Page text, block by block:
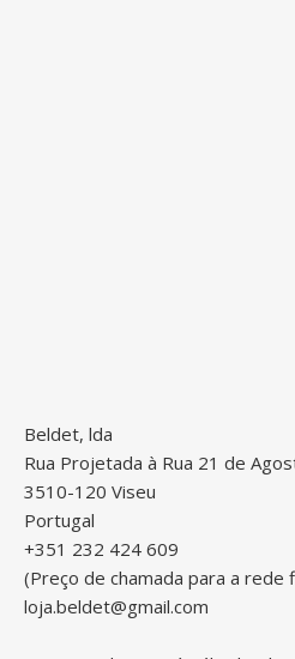
Beldet, lda
Rua Projetada à Rua 21 de
3510-120 Viseu
Portugal
+351 232 424 609
(Preço de chamada para a rede
loja.beldet@gmail.com